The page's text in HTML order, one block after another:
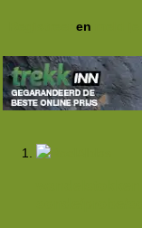
en